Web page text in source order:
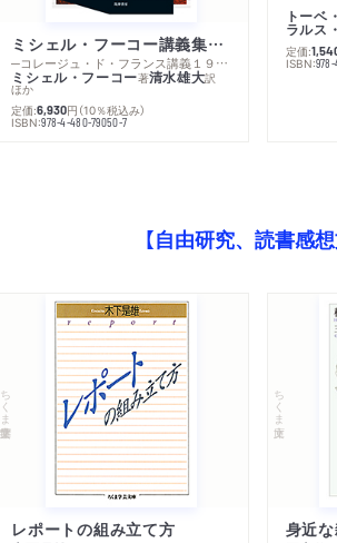
ミシェル・フーコー講義集成１０ 主体性と真理
─コレージュ・ド・フランス講義１９８０－１９８１年度
ミシェル・フーコー著清水雄大訳
ほか
定価:6,930円 （10％税込み）
ISBN:978-4-480-79050-7
トーベ
ラルス
定価:
ISBN:
【自由研究、読書感
ちくま学芸文庫
レポートの組み立て方
ちくま文庫
身近